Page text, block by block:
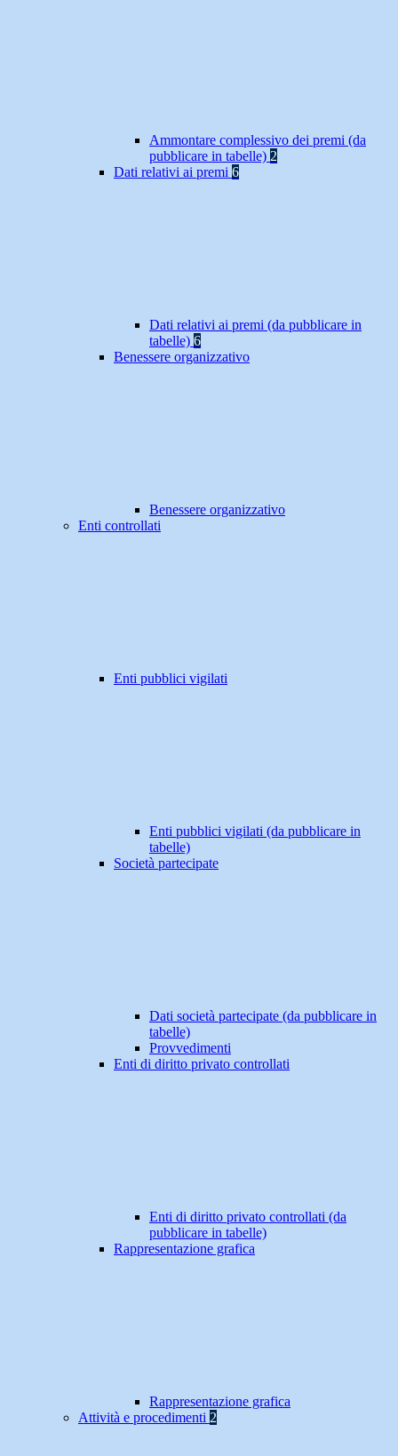
Ammontare complessivo dei premi (da
pubblicare in tabelle) 2
Dati relativi ai premi 6
Dati relativi ai premi (da pubblicare in
tabelle) 6
Benessere organizzativo
Benessere organizzativo
Enti controllati
Enti pubblici vigilati
Enti pubblici vigilati (da pubblicare in
tabelle)
Società partecipate
Dati società partecipate (da pubblicare in
tabelle)
Provvedimenti
Enti di diritto privato controllati
Enti di diritto privato controllati (da
pubblicare in tabelle)
Rappresentazione grafica
Rappresentazione grafica
Attività e procedimenti 2